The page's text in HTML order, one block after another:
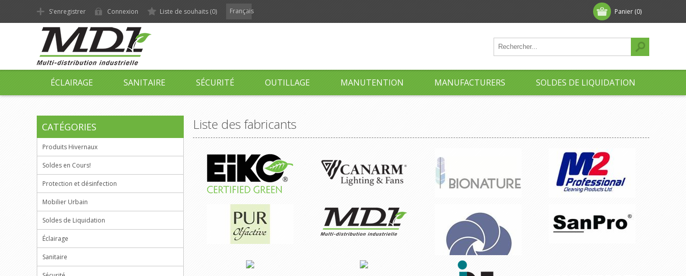
Panier (0)
S'enregistrer Connexion Liste de souhaits (0) Français
ÉCLAIRAGE SANITAIRE SÉCURITÉ OUTILLAGE MANUTENTION MANUFACTURERS SOLDES DE LIQUIDATION
Liste des fabricants
CATÉGORIES
Produits Hivernaux
Soldes en Cours!
Protection et désinfection
Mobilier Urbain
Soldes de Liquidation
Éclairage
Sanitaire